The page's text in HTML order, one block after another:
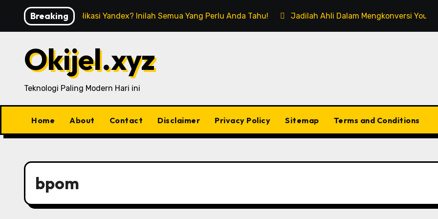
content
Breaking
Apa Itu Aplikasi Yandex? Inilah Semua Yang Perlu Anda Tahu! Jadilah Ahli Dalam Mengkonversi
Okijel.xyz
Teknologi Paling Modern Hari ini
Home About Contact Disclaimer Privacy Policy Sitemap Terms and Conditions
bpom